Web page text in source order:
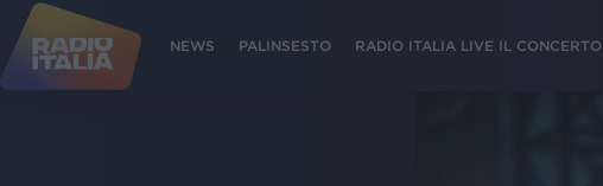
NEWS PALINSESTO RADIO ITALIA LIVE IL CONCERTO